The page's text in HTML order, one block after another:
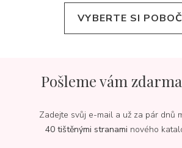
VYBERTE SI
Pošleme vám
Zadejte svůj e-mail a už za pár dnů
40 tištěnými stranami nového